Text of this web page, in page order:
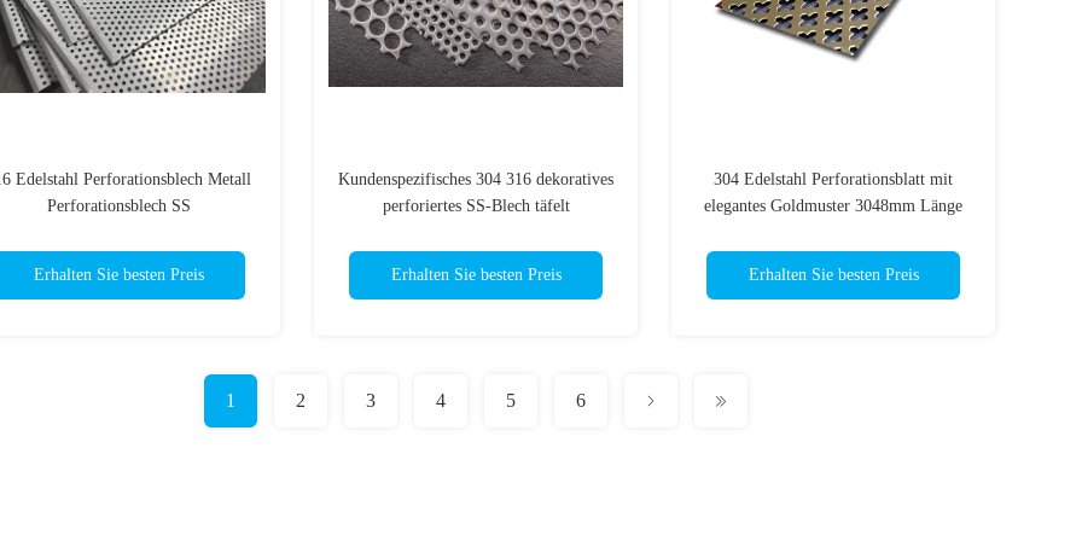
Edelstahl Perforationsblech Metall
Perforationsblech SS
Erhalten Sie besten Preis
Kundenspezifisches 304 316 dekoratives
perforiertes SS-Blech täfelt
Erhalten Sie besten Preis
304 Edelstahl Perforationsblatt mit
elegantes Goldmuster 3048mm Länge
Erhalten Sie besten Preis
1 2 3 4 5 6